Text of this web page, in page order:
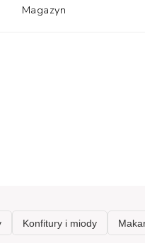
Magazyn